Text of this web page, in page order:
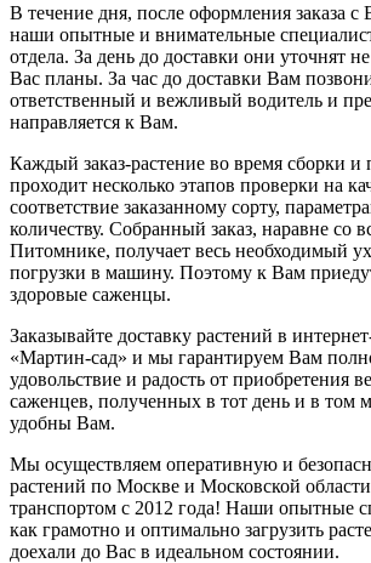
В течение дня, после оформления заказа с
наши опытные и внимательные
отдела. За день до доставки они уточнят
Вас планы. За час до доставки Вам
ответственный и вежливый водитель и
направляется к Вам.
Каждый заказ-растение во время сборки
проходит несколько этапов проверки на
соответствие заказанному сорту,
количеству. Собранный заказ, наравне со
Питомнике, получает весь необходимый
погрузки в машину. Поэтому к Вам
здоровые саженцы.
Заказывайте доставку растений в
«Мартин-сад» и мы гарантируем Вам
удовольствие и радость от приобретения
саженцев, полученных в тот день и в том
удобны Вам.
Мы осуществляем оперативную и
растений по Москве и Московской
транспортом с 2012 года! Наши опытные
как грамотно и оптимально загрузить
доехали до Вас в идеальном состоянии.